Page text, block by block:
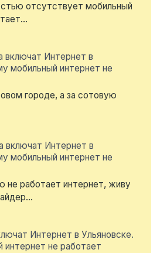
отсутствует мобильный
включат Интернет в
мобильный интернет не
городе, а за сотовую
включат Интернет в
мобильный интернет не
работает интернет, живу
Интернет в Ульяновске.
интернет не работает